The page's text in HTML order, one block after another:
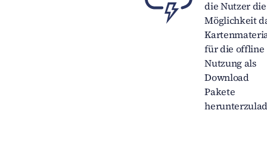
die Nutzer die
Möglichkeit
für die offline
Nutzung als
Download
Pakete